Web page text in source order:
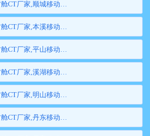
顺城CT方舱,顺城方舱CT厂家,顺城移动方舱CT,顺城医用CT方舱,顺城方舱式CT,顺城方舱CT
本溪CT方舱,本溪方舱CT厂家,本溪移动方舱CT,本溪医用CT方舱,本溪方舱式CT,本溪方舱CT
平山CT方舱,平山方舱CT厂家,平山移动方舱CT,平山医用CT方舱,平山方舱式CT,平山方舱CT
溪湖CT方舱,溪湖方舱CT厂家,溪湖移动方舱CT,溪湖医用CT方舱,溪湖方舱式CT,溪湖方舱CT
明山CT方舱,明山方舱CT厂家,明山移动方舱CT,明山医用CT方舱,明山方舱式CT,明山方舱CT
丹东CT方舱,丹东方舱CT厂家,丹东移动方舱CT,丹东医用CT方舱,丹东方舱式CT,丹东方舱CT